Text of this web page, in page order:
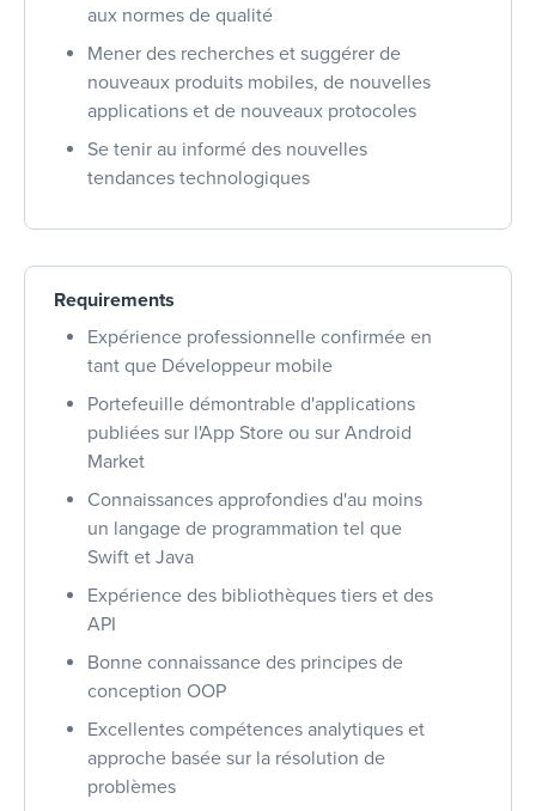
aux normes de qualité
Mener des recherches et suggérer de
nouveaux produits mobiles, de nouvelles
applications et de nouveaux protocoles
Se tenir au informé des nouvelles
tendances technologiques
Requirements
Expérience professionnelle confirmée en
tant que Développeur mobile
Portefeuille démontrable d'applications
publiées sur l'App Store ou sur Android
Market
Connaissances approfondies d'au moins
un langage de programmation tel que
Swift et Java
Expérience des bibliothèques tiers et des
API
Bonne connaissance des principes de
conception OOP
Excellentes compétences analytiques et
approche basée sur la résolution de
problèmes